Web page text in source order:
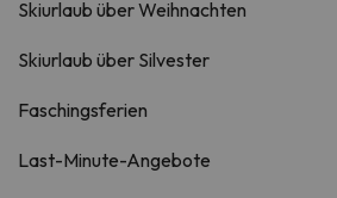
Skiurlaub über Weihnachten
Skiurlaub über Silvester
Faschingsferien
Last-Minute-Angebote